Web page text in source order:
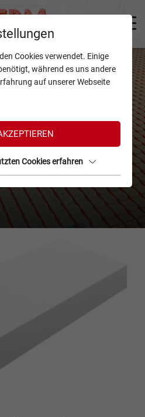
Cookies verwendet. Einige
während es uns andere
auf unserer Webseite
Cookies erfahren